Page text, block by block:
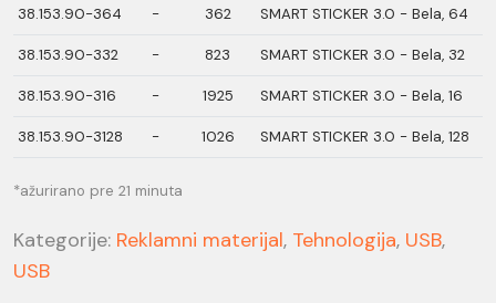
38.153.90-364 - 362 SMART STICKER 3.0 - Bela, 64
38.153.90-332 - 823 SMART STICKER 3.0 - Bela, 32
38.153.90-316 - 1925 SMART STICKER 3.0 - Bela, 16
38.153.90-3128 - 1026 SMART STICKER 3.0 - Bela, 128
*ažurirano pre 21 minuta
Kategorije: Reklamni materijal, Tehnologija, USB,
USB